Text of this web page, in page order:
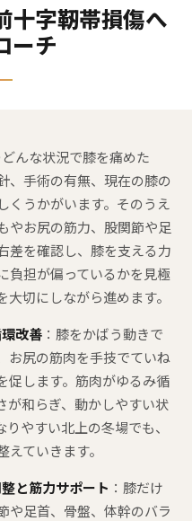
十字靭帯損傷へ
ーチ
どんな状況で膝を痛めた
、手術の有無、現在の膝の
くうかがいます。そのうえ
やお尻の筋力、股関節や足
差を確認し、膝を支える力
負担が偏っているかを見極
切にしながら進めます。
改善 ：膝をかばう動きで
お尻の筋肉を手技でていね
促します。筋肉がゆるみ循
が和らぎ、動かしやすい状
やすい北上の冬場でも、
ていきます。
と筋力サポート ：膝だけ
や足首、骨盤、体幹のバラ